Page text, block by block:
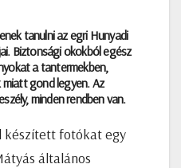
tanulni az egri Hunyadi
Biztonsági okokból egész
a tantermekben,
gond legyen. Az
minden rendben van.
készített fotókat egy
általános